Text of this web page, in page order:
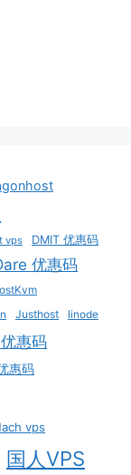
vps DMIT 优惠码
优惠码
Justhost linode
惠码
惠码
vps
国人VPS